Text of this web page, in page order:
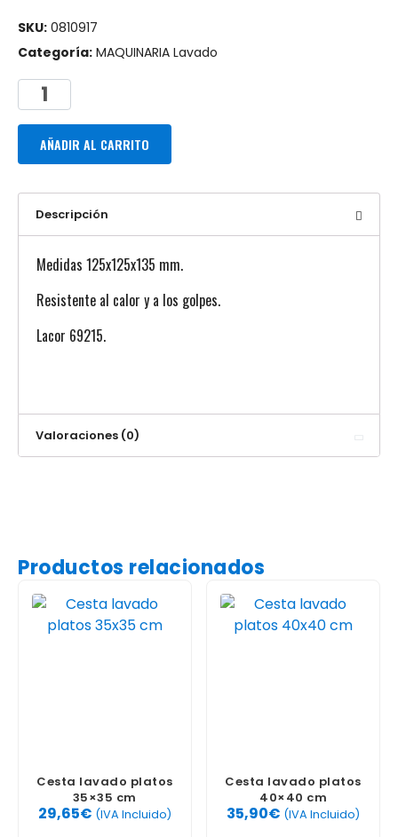
SKU: 0810917
Categoría: MAQUINARIA Lavado
AÑADIR AL CARRITO
Descripción
Medidas 125x125x135 mm.
Resistente al calor y a los golpes.
Lacor 69215.
Valoraciones (0)
Productos relacionados
Cesta lavado platos
35×35 cm
29,65€ (IVA Incluido)
Cesta lavado platos
40×40 cm
35,90€ (IVA Incluido)